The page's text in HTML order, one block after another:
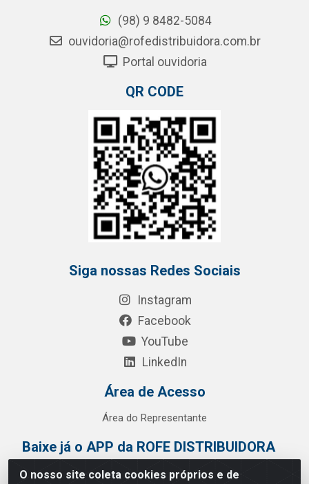
O nosso site coleta cookies próprios e de
(98) 9 8482-5084
ouvidoria@rofedistribuidora.com.br
Portal ouvidoria
QR CODE
Siga nossas Redes Sociais
Instagram
Facebook
YouTube
LinkedIn
Área de Acesso
Área do Representante
Baixe já o APP da ROFE DISTRIBUIDORA